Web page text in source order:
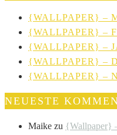
{WALLPAPER} –
{WALLPAPER} –
{WALLPAPER} –
{WALLPAPER} –
{WALLPAPER} –
NEUESTE
Maike zu {Wallpaper}